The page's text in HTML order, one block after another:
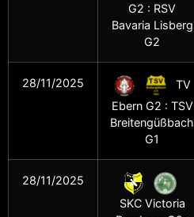
G2 : RSV
Bavaria Lisberg
G2
28/11/2025
TV
Ebern G2 : TSV
Breitengüßbach
G1
28/11/2025
SKC Victoria